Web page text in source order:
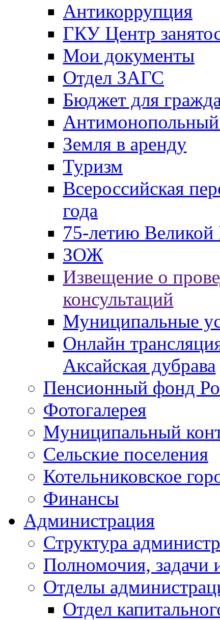
Антикоррупция
ГКУ Центр
Мои документы
Отдел ЗАГС
Бюджет для
Антимонопольный
Земля в аренду
Туризм
Всероссийская
года
75-летию
ЗОЖ
Извещение о
консультаций
Муниципальные
Онлайн
Аксайская дубрава
Пенсионный фонд
Фотогалерея
Муниципальный
Сельские поселения
Котельниковское
Финансы
Администрация
Структура
Полномочия, задачи
Отделы
Отдел